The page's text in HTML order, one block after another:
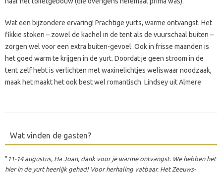
Wat een bijzondere ervaring! Prachtige yurts, warme ontvangst. Het
fikkie stoken – zowel de kachel in de tent als de vuurschaal buiten –
zorgen wel voor een extra buiten-gevoel. Ook in frisse maanden is
het goed warm te krijgen in de yurt. Doordat je geen stroom in de
tent zelf hebt is verlichten met waxinelichtjes weliswaar noodzaak,
maak het maakt het ook best wel romantisch. Lindsey uit Almere
Wat vinden de gasten?
" 11-14 augustus, Ha Joan, dank voor je warme ontvangst. We hebben het
hier in de yurt heerlijk gehad! Voor herhaling vatbaar. Het Zeeuws-